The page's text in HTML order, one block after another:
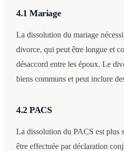
4.1 Mariage
La dissolution du mariage
divorce, qui peut être longue et
désaccord entre les époux. Le
biens communs et peut inclure
4.2 PACS
La dissolution du PACS est plus
être effectuée par déclaration